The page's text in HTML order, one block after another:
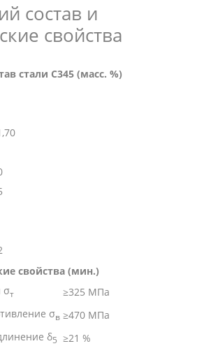
состав и
свойства
стали С345 (масс. %)
свойства (мин.)
σт
≥325 МПа
σв ≥470 МПа
δ5 ≥21 %